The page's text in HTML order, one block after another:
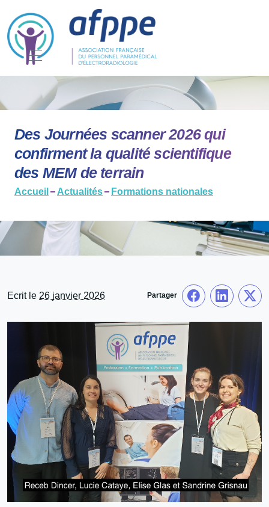
Des Journées scanner 2026 qui
confirment la qualité scientifique
des MEM de terrain
Accueil Actualités Formations nationales
Ecrit le 26 janvier 2026 Partager